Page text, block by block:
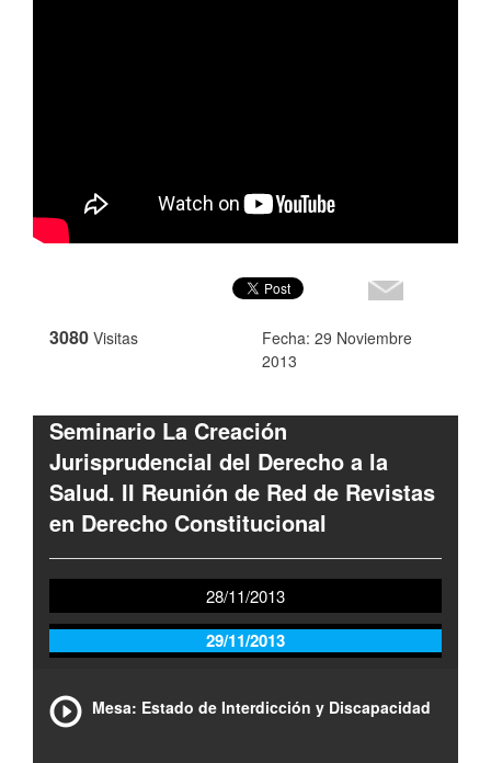
3080 Visitas
Fecha: 29 Noviembre
2013
Seminario La Creación
Jurisprudencial del Derecho a la
Salud. II Reunión de Red de Revistas
en Derecho Constitucional
28/11/2013
29/11/2013
Mesa: Estado de Interdicción y Discapacidad